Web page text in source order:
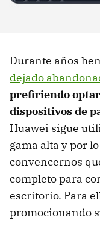
Durante años
dejado
prefiriendo
dispositivos de
Huawei sigue
gama alta y por
convencernos
completo para
escritorio. Para
promocionando